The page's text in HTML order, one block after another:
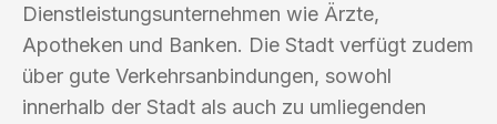
Dienstleistungsunternehmen wie Ärzte,
Apotheken und Banken. Die Stadt verfügt zudem
über gute Verkehrsanbindungen, sowohl
innerhalb der Stadt als auch zu umliegenden